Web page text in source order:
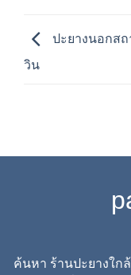
ปะยางนอกส
วิน
ค้นหา ร้านปะยางใก